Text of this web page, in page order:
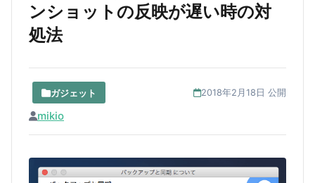
ンショットの反映が遅い時の対
処法
ガジェット 2018年2月18日 公開
mikio